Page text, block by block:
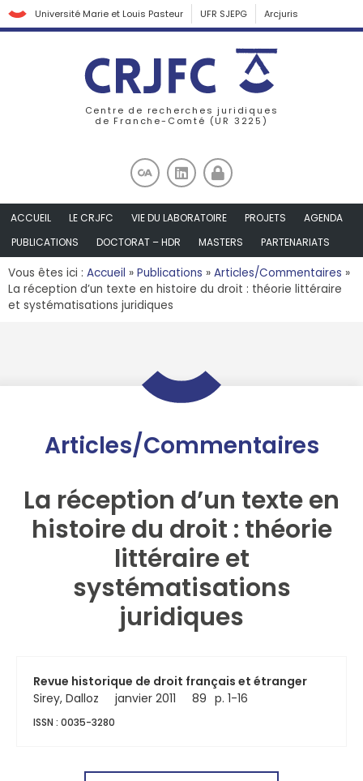
Université Marie et Louis Pasteur UFR SJEPG Arcjuris
Centre de recherches juridiques
de Franche-Comté (UR 3225)
ACCUEIL LE CRJFC VIE DU LABORATOIRE PROJETS
AGENDA
PUBLICATIONS
DOCTORAT – HDR MASTERS PARTENARIATS
Vous êtes ici : Accueil » Publications » Articles/Commentaires »
La réception d’un texte en histoire du droit : théorie littéraire
et systématisations juridiques
Articles/Commentaires
La réception d’un texte en
histoire du droit : théorie
littéraire et
systématisations
juridiques
Revue historique de droit français et étranger
Sirey, Dalloz
janvier 2011 89 p. 1-16
ISSN : 0035-3280